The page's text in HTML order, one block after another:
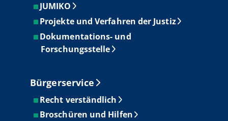
JUMIKO
Projekte und Verfahren der Justiz
Dokumentations- und
Forschungsstelle
Bürgerservice
Recht verständlich
Broschüren und Hilfen